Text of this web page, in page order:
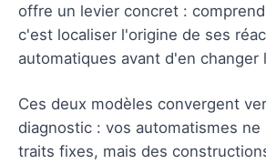
offre un levier concret :
c'est localiser l'origine de ses
automatiques avant d'en changer
Ces deux modèles convergent
diagnostic : vos automatismes ne
traits fixes, mais des